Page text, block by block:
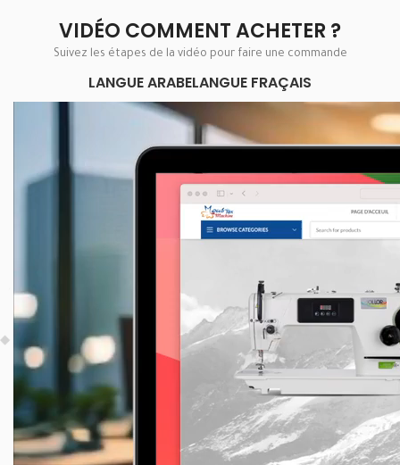
VIDÉO COMMENT ACHETER ?
Suivez les étapes de la vidéo pour faire une commande
LANGUE ARABELANGUE FRAÇAIS